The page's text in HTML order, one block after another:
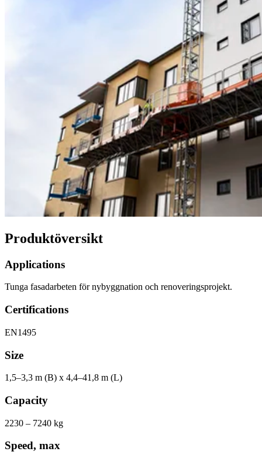
Produktöversikt
Applications
Tunga fasadarbeten för nybyggnation och renoveringsprojekt.
Certifications
EN1495
Size
1,5–3,3 m (B) x 4,4–41,8 m (L)
Capacity
2230 – 7240 kg
Speed, max